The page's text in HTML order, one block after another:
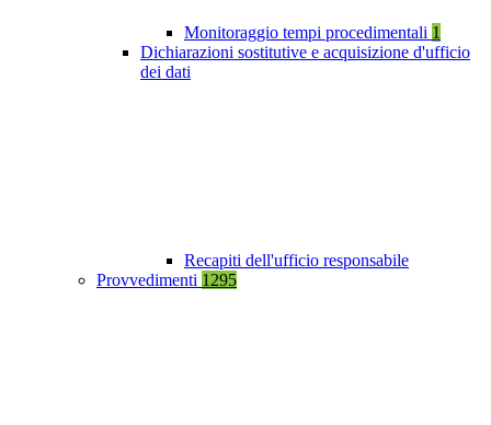
Monitoraggio tempi procedimentali 1
Dichiarazioni sostitutive e acquisizione d'ufficio
dei dati
Recapiti dell'ufficio responsabile
Provvedimenti 1295